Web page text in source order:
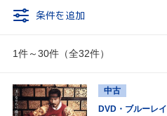
条件を追加
1件～30件（全32件）
中古
DVD・ブルーレイ